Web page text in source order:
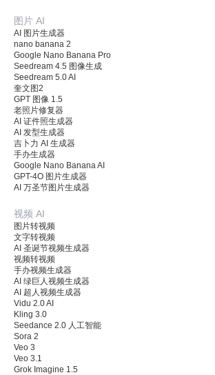
图片 AI
AI 图片生成器
nano banana 2
Google Nano Banana Pro
Seedream 4.5 图像生成
Seedream 5.0 AI
奎文图2
GPT 图像 1.5
老照片修复器
AI 证件照生成器
AI 发型生成器
吉卜力 AI 生成器
手办生成器
Google Nano Banana AI
GPT-4O 图片生成器
AI 万圣节图片生成器
视频 AI
图片转视频
文字转视频
AI 圣诞节视频生成器
视频转视频
手办视频生成器
AI 绿巨人视频生成器
AI 超人视频生成器
Vidu 2.0 AI
Kling 3.0
Seedance 2.0 人工智能
Sora 2
Veo 3
Veo 3.1
Grok Imagine 1.5